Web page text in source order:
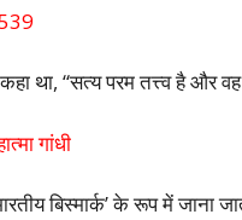
था, “सत्य परम तत्त्व है और वह
गांधी
बिस्मार्क’ के रूप में जाना